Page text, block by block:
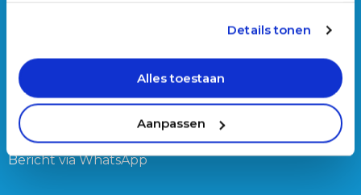
Details tonen
Alles toestaan
Aanpassen
Franz-Lisztplantsoen 210,
3533 JG Utrecht
030-3040022
info@auxilio.nl
Bericht via WhatsApp